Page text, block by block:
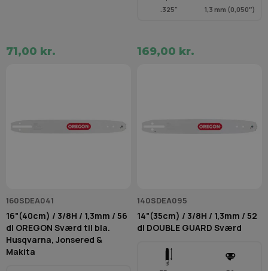
71,00 kr.
.325" 1,3 mm (0,050″)
169,00 kr.
160SDEA041
16"(40cm) / 3/8H / 1,3mm / 56
dl OREGON Sværd til bla.
Husqvarna, Jonsered &
Makita
140SDEA095
14"(35cm) / 3/8H / 1,3mm / 52
dl DOUBLE GUARD Sværd